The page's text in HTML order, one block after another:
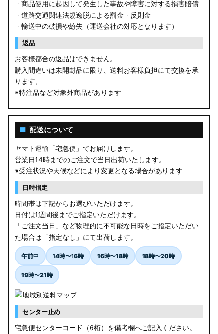
・商品使用に起因して発生した事故や障害に対する損害賠償
・道路交通関連法規逸脱による罰金・反則金
・輸送中の破損や紛失（運送会社の対応となります）
返品
お客様都合の返品はできません。
購入間違いは未開封品に限り、送料お客様負担にて交換を承
ります。
※特注品など対象外商品があります
■ 配送について
ヤマト運輸「宅急便」でお届けします。
営業日14時までのご注文で当日出荷いたします。
※受注状況や天候などにより変更となる場合があります
日時指定
時間帯は下記からお選びいただけます。
日付は1週間後までご指定いただけます。
「ご注文当日」など物理的に不可能な日時をご指定いただい
た場合は「指定なし」にて出荷します。
午前中 14時〜16時 16時〜18時 18時〜20時
19時〜21時
センター止め
宅急便センターコード（6桁）を備考欄へご記入ください。